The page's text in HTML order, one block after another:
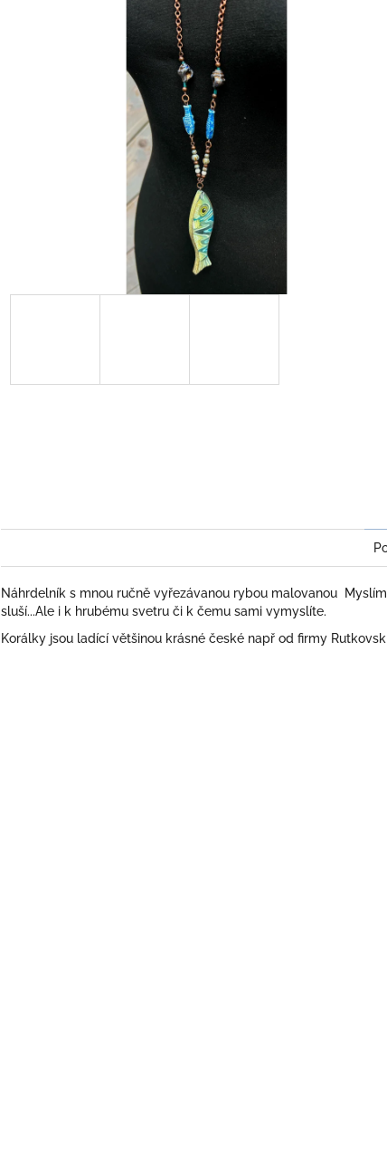
Náhrdelník s mnou ručně vyřezávanou rybou malovanou
sluší...Ale i k hrubému svetru či k čemu sami vymyslíte.
Korálky jsou ladící většinou krásné české např od firmy